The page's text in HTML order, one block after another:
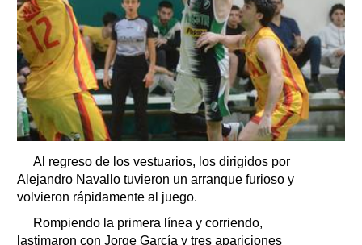
Al regreso de los vestuarios, los dirigidos por
Alejandro Navallo tuvieron un arranque furioso y
volvieron rápidamente al juego.
Rompiendo la primera línea y corriendo,
lastimaron con Jorge García y tres apariciones